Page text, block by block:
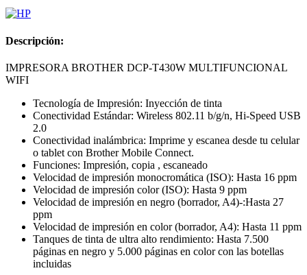
Descripción:
IMPRESORA BROTHER DCP-T430W MULTIFUNCIONAL
WIFI
Tecnología de Impresión: Inyección de tinta
Conectividad Estándar: Wireless 802.11 b/g/n, Hi-Speed USB
2.0
Conectividad inalámbrica: Imprime y escanea desde tu celular
o tablet con Brother Mobile Connect.
Funciones: Impresión, copia , escaneado
Velocidad de impresión monocromática (ISO): Hasta 16 ppm
Velocidad de impresión color (ISO): Hasta 9 ppm
Velocidad de impresión en negro (borrador, A4)-:Hasta 27
ppm
Velocidad de impresión en color (borrador, A4): Hasta 11 ppm
Tanques de tinta de ultra alto rendimiento: Hasta 7.500
páginas en negro y 5.000 páginas en color con las botellas
incluidas